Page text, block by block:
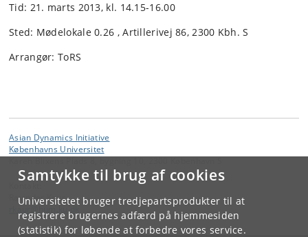
Samtykke til brug af cookies
Universitetet bruger tredjepartsprodukter til at
registrere brugernes adfærd på hjemmesiden
(statistik) for løbende at forbedre vores service.
Tid: 21. marts 2013, kl. 14.15-16.00
Sted: Mødelokale 0.26 , Artillerivej 86, 2300 Kbh. S
Arrangør: ToRS
Asian Dynamics Initiative
Københavns Universitet
Ravinder Kaur